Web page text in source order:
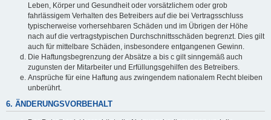
Leben, Körper und Gesundheit oder vorsätzlichem oder grob
fahrlässigem Verhalten des Betreibers auf die bei Vertragsschluss
typischerweise vorhersehbaren Schäden und im Übrigen der Höhe
nach auf die vertragstypischen Durchschnittsschäden begrenzt. Dies gilt
auch für mittelbare Schäden, insbesondere entgangenen Gewinn.
Die Haftungsbegrenzung der Absätze a bis c gilt sinngemäß auch
zugunsten der Mitarbeiter und Erfüllungsgehilfen des Betreibers.
Ansprüche für eine Haftung aus zwingendem nationalem Recht bleiben
unberührt.
6. ÄNDERUNGSVORBEHALT